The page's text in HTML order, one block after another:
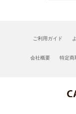
ご利用ガイド
会社概要 特定商